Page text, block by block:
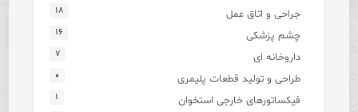
جراحی و اتاق عمل ۱۸
چشم پزشکی ۱۶
داروخانه ای ۷
طراحی و تولید قطعات پلیمری ۰
فیکساتورهای خارجی استخوان ۱